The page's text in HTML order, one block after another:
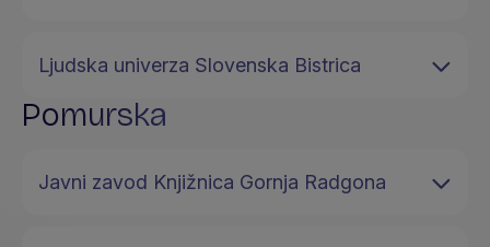
Ljudska univerza Slovenska Bistrica
Pomurska
Javni zavod Knjižnica Gornja Radgona